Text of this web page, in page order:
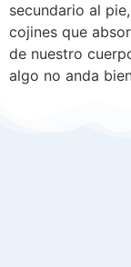
secundario al
cojines que
de nuestro
algo no anda